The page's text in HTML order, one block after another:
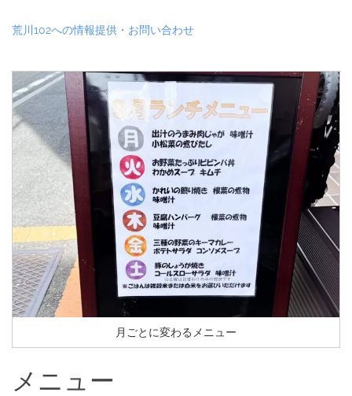
荒川102への情報提供・お問い合わせ
月ごとに変わるメニュー
メニュー